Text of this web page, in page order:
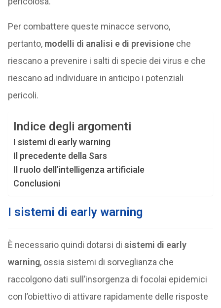
Per combattere queste minacce servono,
pertanto,modelli di analisi e di previsioneche
riescano a prevenire i salti di specie dei virus e che
riescano ad individuare in anticipo i potenziali
pericoli.
Indice degli argomenti
I sistemi di early warning
Il precedente della Sars
Il ruolo dell’intelligenza artificiale
Conclusioni
I sistemi di early warning
È necessario quindi dotarsi di sistemi di early
warning, ossia sistemi di sorveglianza che
raccolgono dati sull’insorgenza di focolai epidemici
con l’obiettivo di attivare rapidamente delle risposte